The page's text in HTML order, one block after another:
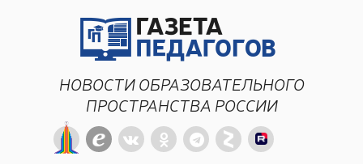
НОВОСТИ ОБРАЗОВАТЕЛЬНОГО
ПРОСТРАНСТВА РОССИИ